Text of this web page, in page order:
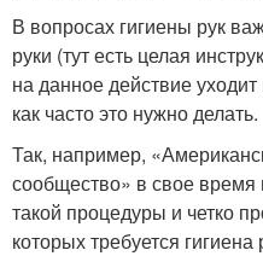
В вопросах гигиены рук
руки (тут есть целая
на данное действие
как часто это нужно делать.
Так, например,
сообщество» в свое время
такой процедуры и четко
которых требуется гигиена